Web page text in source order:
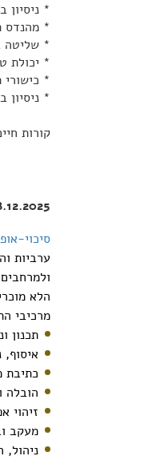
* ניסיון
* מהנדס
* שליטה
* יכולת
* כישורי
* ניסיון
קורות
סיכוי-
ערביות
הלא
מרכיבי
תכנון
איסוף,
כתיבת
הובלה
זיהוי
מעקב
ניהול,